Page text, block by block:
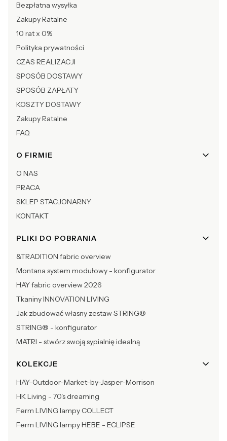
Bezpłatna wysyłka
Zakupy Ratalne
10 rat x 0%
Polityka prywatności
CZAS REALIZACJI
SPOSÓB DOSTAWY
SPOSÓB ZAPŁATY
KOSZTY DOSTAWY
Zakupy Ratalne
FAQ
O FIRMIE
O NAS
PRACA
SKLEP STACJONARNY
KONTAKT
PLIKI DO POBRANIA
&TRADITION fabric overview
Montana system modułowy - konfigurator
HAY fabric overview 2026
Tkaniny INNOVATION LIVING
Jak zbudować własny zestaw STRING®
STRING® - konfigurator
MATRI - stwórz swoją sypialnię idealną
KOLEKCJE
HAY-Outdoor-Market-by-Jasper-Morrison
HK Living - 70's dreaming
Ferm LIVING lampy COLLECT
Ferm LIVING lampy HEBE - ECLIPSE